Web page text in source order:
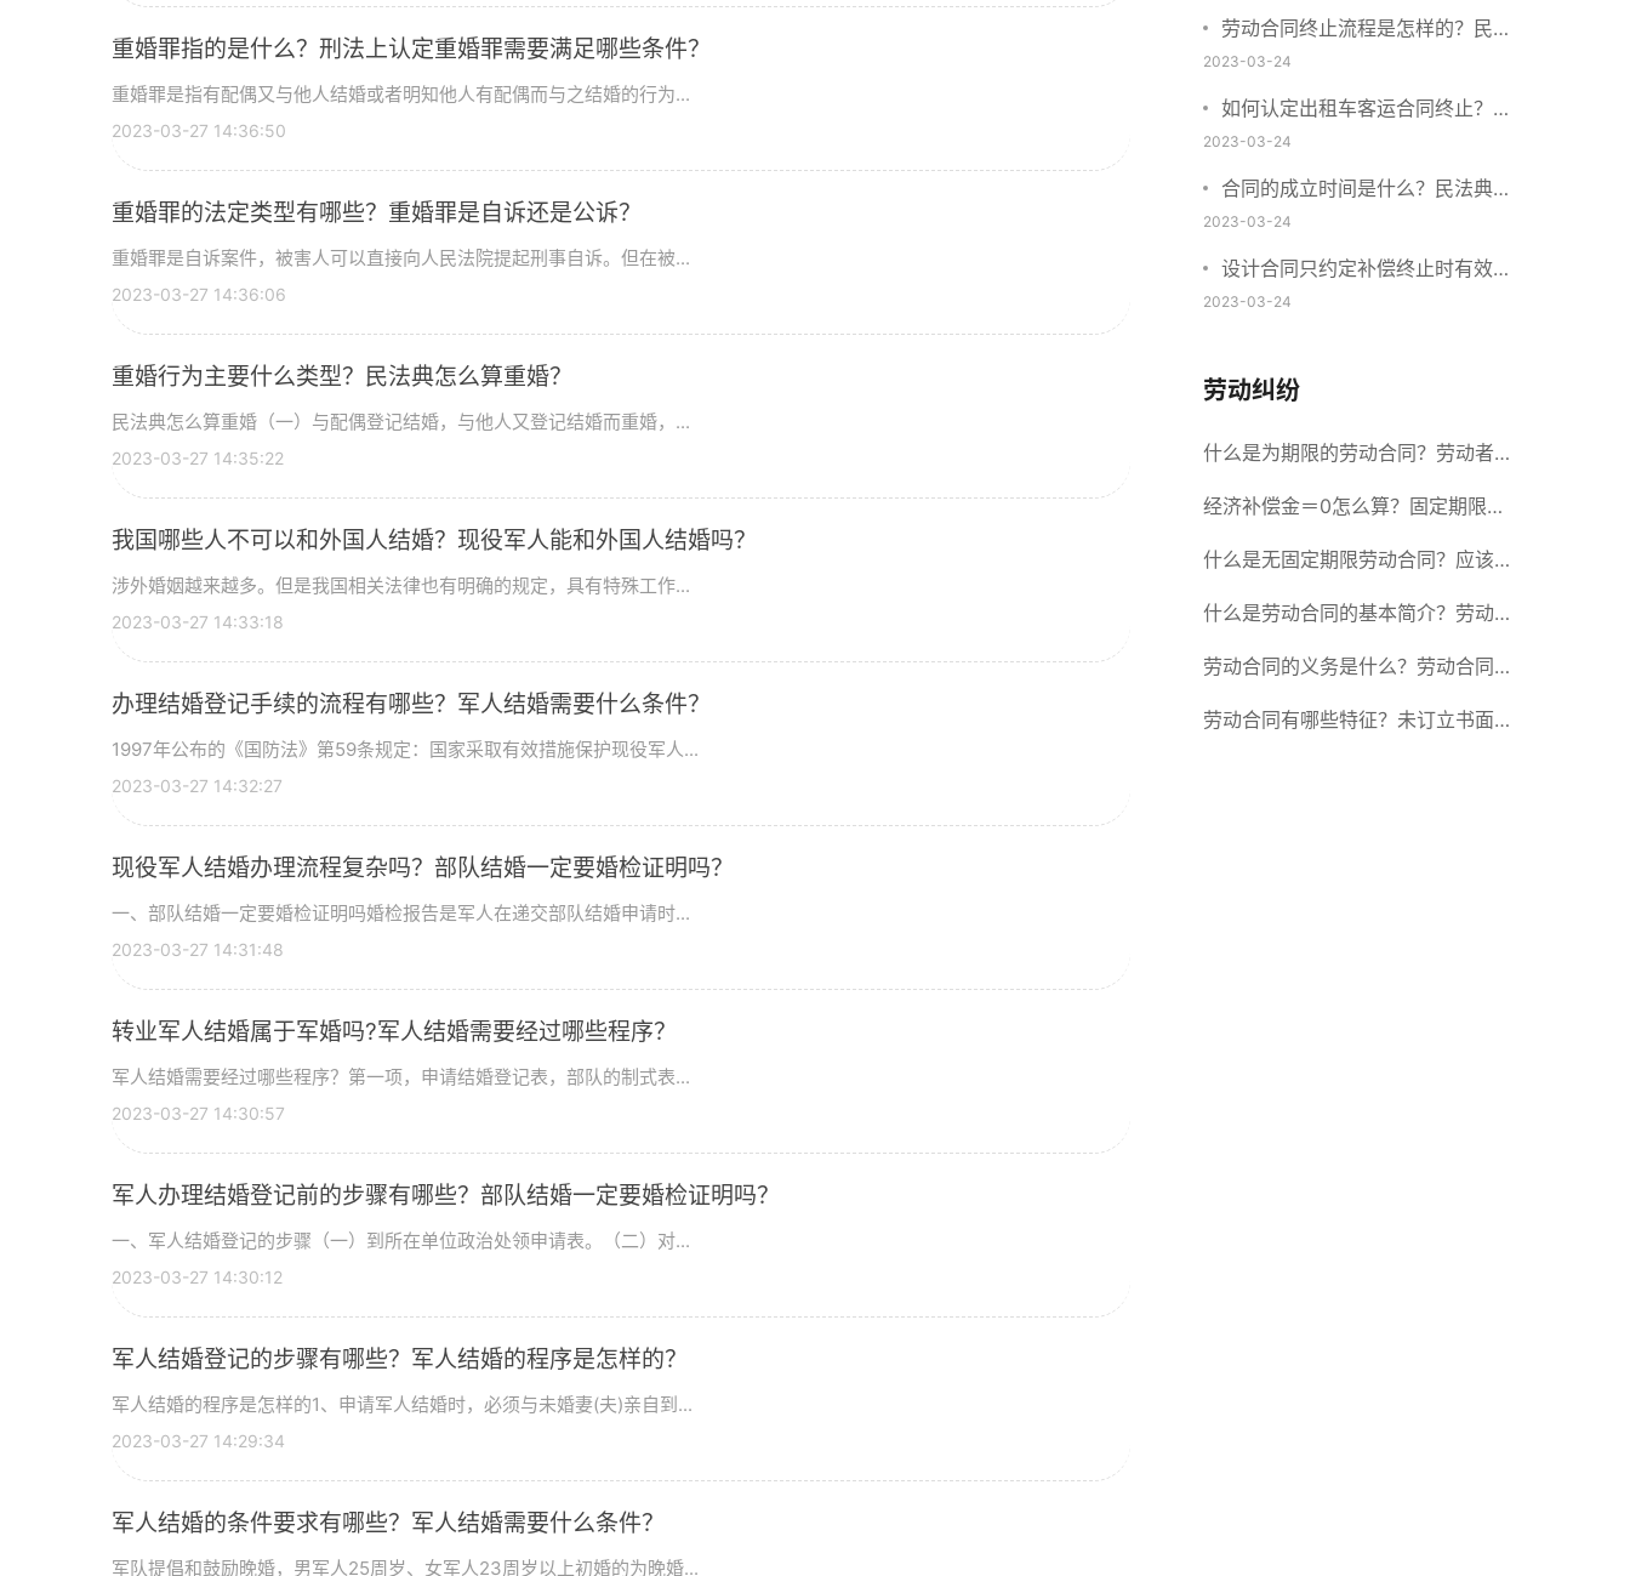
重婚罪指的是什么？刑法上认定重婚罪需要满足哪些条件？
重婚罪是指有配偶又与他人结婚或者明知他人有配偶而与之结婚的行为...
2023-03-27 14:36:50
重婚罪的法定类型有哪些？重婚罪是自诉还是公诉？
重婚罪是自诉案件，被害人可以直接向人民法院提起刑事自诉。但在被...
2023-03-27 14:36:06
重婚行为主要什么类型？民法典怎么算重婚？
民法典怎么算重婚（一）与配偶登记结婚，与他人又登记结婚而重婚，...
2023-03-27 14:35:22
我国哪些人不可以和外国人结婚？现役军人能和外国人结婚吗？
涉外婚姻越来越多。但是我国相关法律也有明确的规定，具有特殊工作...
2023-03-27 14:33:18
办理结婚登记手续的流程有哪些？军人结婚需要什么条件？
1997年公布的《国防法》第59条规定：国家采取有效措施保护现役军人...
2023-03-27 14:32:27
现役军人结婚办理流程复杂吗？部队结婚一定要婚检证明吗？
一、部队结婚一定要婚检证明吗婚检报告是军人在递交部队结婚申请时...
2023-03-27 14:31:48
转业军人结婚属于军婚吗?军人结婚需要经过哪些程序？
军人结婚需要经过哪些程序？第一项，申请结婚登记表，部队的制式表...
2023-03-27 14:30:57
军人办理结婚登记前的步骤有哪些？部队结婚一定要婚检证明吗？
一、军人结婚登记的步骤（一）到所在单位政治处领申请表。（二）对...
2023-03-27 14:30:12
军人结婚登记的步骤有哪些？军人结婚的程序是怎样的？
军人结婚的程序是怎样的1、申请军人结婚时，必须与未婚妻(夫)亲自到...
2023-03-27 14:29:34
军人结婚的条件要求有哪些？军人结婚需要什么条件？
军队提倡和鼓励晚婚，男军人25周岁、女军人23周岁以上初婚的为晚婚...
劳动合同终止流程是怎样的？民法
典年薪制终止合同怎么赔偿？
2023-03-24
如何认定出租车客运合同终止？合
同终止有什么法律后果？
2023-03-24
合同的成立时间是什么？民法典中
双方口头同意终止合同可以吗？
2023-03-24
设计合同只约定补偿终止时有效
吗？设计合同如何约定违约损害赔
2023-03-24
劳动纠纷
什么是为期限的劳动合同？劳动者解
除合同的15种情形
经济补偿金＝0怎么算？固定期限劳
动合同又称什么？
什么是无固定期限劳动合同？应该怎
么解除或终止劳动合同？
什么是劳动合同的基本简介？劳动合
同的形式
劳动合同的义务是什么？劳动合同应
具备哪些条款？
劳动合同有哪些特征？未订立书面劳